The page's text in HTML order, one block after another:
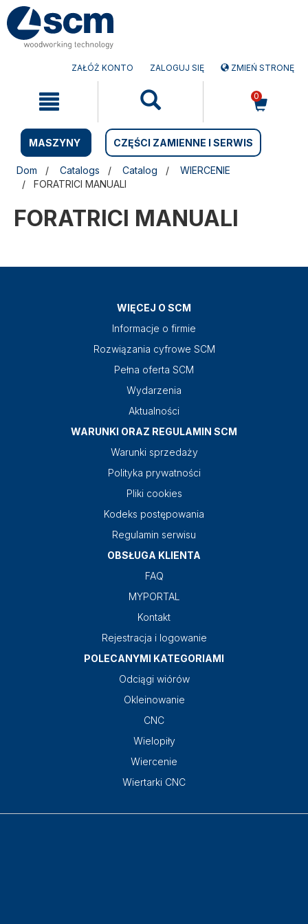
Przejdź
do
treści
Przejdź
do
menu
nawigacyjnego
ZAŁÓŻ KONTO ZALOGUJ SIĘ ZMIEŃ STRONĘ
0
MASZYNY CZĘŚCI ZAMIENNE I SERWIS
Dom Catalogs Catalog
WIERCENIE
FORATRICI MANUALI
FORATRICI MANUALI
WIĘCEJ O SCM
Informacje o firmie
Rozwiązania cyfrowe SCM
Pełna oferta SCM
Wydarzenia
Aktualności
WARUNKI ORAZ REGULAMIN SCM
Warunki sprzedaży
Polityka prywatności
Pliki cookies
Kodeks postępowania
Regulamin serwisu
OBSŁUGA KLIENTA
FAQ
MYPORTAL
Kontakt
Rejestracja i logowanie
POLECANYMI KATEGORIAMI
Odciągi wiórów
Okleinowanie
CNC
Wielopiły
Wiercenie
Wiertarki CNC